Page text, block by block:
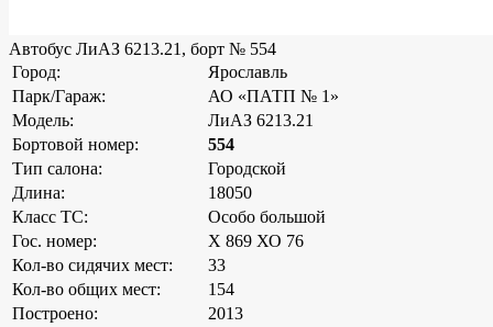
Автобус ЛиАЗ 6213.21, борт № 554
Город:
Ярославль
Парк/Гараж:
АО «ПАТП № 1»
Модель:
ЛиАЗ 6213.21
Бортовой номер:
554
Тип салона:
Городской
Длина:
18050
Класс ТС:
Особо большой
Гос. номер:
Х 869 ХО 76
Кол-во сидячих мест:
33
Кол-во общих мест:
154
Построено:
2013